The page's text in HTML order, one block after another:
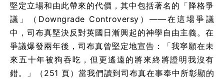
堅定立場和由此帶來的代價，其中包括著名的「降格爭
議」（Downgrade Controversy）——在這場爭議
中，司布真堅決反對英國日漸興起的神學自由主義。在
爭議爆發兩年後，司布真曾堅定地宣告：「我寧願在未
來五十年被狗吞吃，但更遙遠的將來終將證明我沒有
錯。」（251 頁）當我們讀到司布真在事奉中所彰顯的